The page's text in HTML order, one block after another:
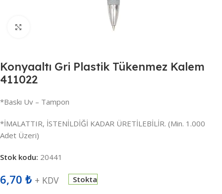
Konyaaltı Gri Plastik Tükenmez Kalem
411022
*Baskı Uv – Tampon
*İMALATTIR, İSTENİLDİĞİ KADAR ÜRETİLEBİLİR. (Min. 1.000
Adet Üzeri)
Stok kodu: 20441
6,70 ₺ + KDV Stokta